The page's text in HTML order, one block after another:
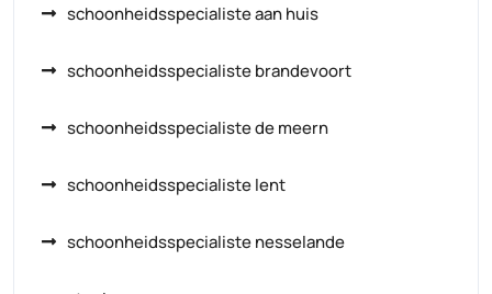
schoonheidsspecialiste aan huis
schoonheidsspecialiste brandevoort
schoonheidsspecialiste de meern
schoonheidsspecialiste lent
schoonheidsspecialiste nesselande